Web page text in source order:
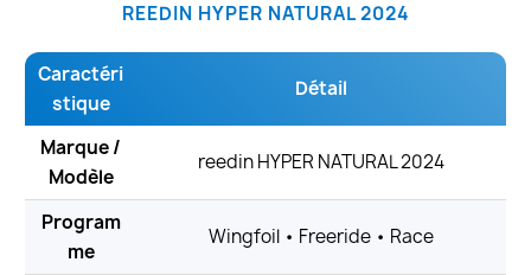
REEDIN HYPER NATURAL 2024
Caractéri
stique
Détail
Marque /
Modèle
reedin HYPER NATURAL 2024
Program
me
Wingfoil • Freeride • Race